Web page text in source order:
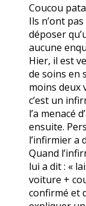
Coucou
Ils n’ont
déposer
aucune
Hier, il est
de soins en
moins deux
c’est un
l’a menacé
ensuite.
l’infirmier a
Quand
lui a dit : «
voiture +
confirmé et